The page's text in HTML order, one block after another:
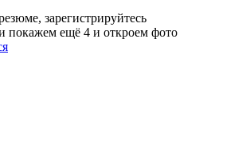
зарегистрируйтесь
покажем ещё 4 и откроем фото